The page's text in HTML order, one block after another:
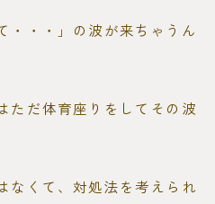
・・・」の波が来ちゃうん
ただ体育座りをしてその波
なくて、対処法を考えられ